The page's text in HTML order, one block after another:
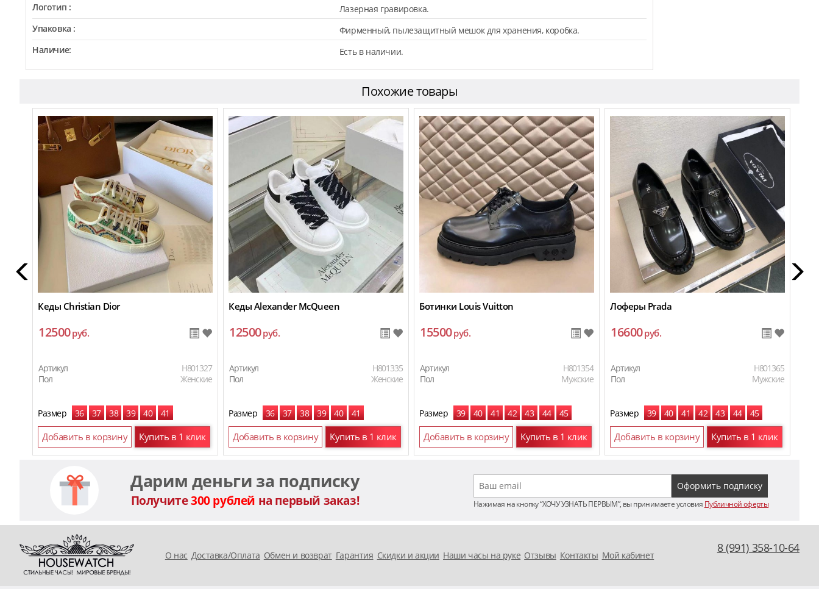
Логотип :
Лазерная гравировка.
Упаковка :
Фирменный, пылезащитный мешок для хранения, коробка.
Наличие:
Есть в наличии.
Похожие товары
Кеды Christian Dior
12500руб.
Артикул
H801327
Пол
Женские
Размер 36 37 38 39 40 41
Добавить в корзину Купить в 1 клик
Кеды Alexander McQueen
12500руб.
Артикул
H801335
Пол
Женские
Размер 36 37 38 39 40 41
Добавить в корзину Купить в 1 клик
Ботинки Louis Vuitton
15500руб.
Артикул
H801354
Пол
Мужские
Размер 39 40 41 42 43 44 45
Добавить в корзину Купить в 1 клик
Лоферы Prada
16600руб.
Артикул
H801365
Пол
Мужские
Размер 39 40 41 42 43 44 45
Добавить в корзину Купить в 1 клик
Дарим деньги за подписку
Получите300 рублей на первый заказ! Нажимая на кнопку “ХОЧУ УЗНАТЬ ПЕРВЫМ”, вы принимаете условия Публичной оферты
O нас Доставка/Оплата Обмен и возврат Гарантия Скидки и акции Наши часы на руке Отзывы Контакты Мой кабинет
8 (991) 358-10-64